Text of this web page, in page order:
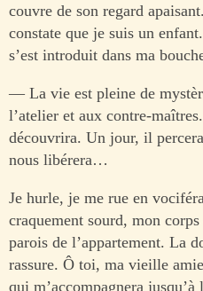
couvre de son regard
constate que je suis un
s’est introduit dans ma
— La vie est pleine de
l’atelier et aux contre-
découvrira. Un jour, il
nous libérera…
Je hurle, je me rue en
craquement sourd, mon corps
parois de l’appartement. La
rassure. Ô toi, ma vieille
qui m’accompagnera